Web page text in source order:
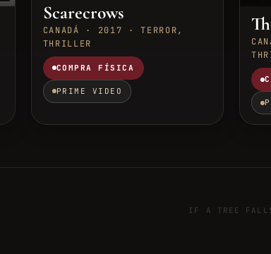
Scarecrows
CANADÁ · 2017 · TERROR,
THRILLER
COMPRA FÍSICA
PRIME VIDEO
IF A TREE